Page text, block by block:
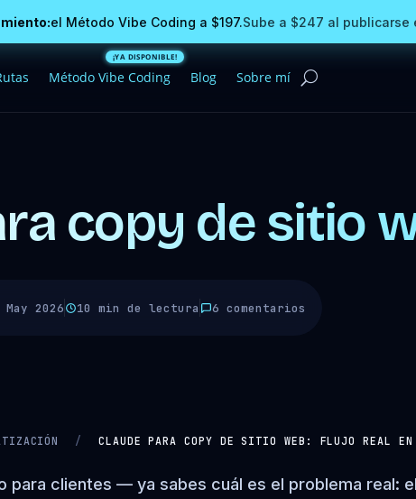
el Método Vibe Coding a $197.Sube a $247 al publicarse
Método Vibe Coding Blog Sobre mí
copy de sitio
May 2026 10 min de lectura 6 comentarios
/ CLAUDE PARA COPY DE SITIO WEB: FLUJO REAL EN
clientes — ya sabes cuál es el problema real: